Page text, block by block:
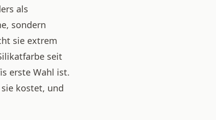
als
sondern
sie extrem
seit
erste Wahl ist.
kostet, und